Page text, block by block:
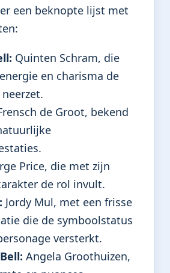
een beknopte lijst met
Quinten Schram, die
en charisma de
de Groot, bekend
Price, die met zijn
de rol invult.
Jordy Mul, met een frisse
die de symboolstatus
versterkt.
Angela Groothuizen,